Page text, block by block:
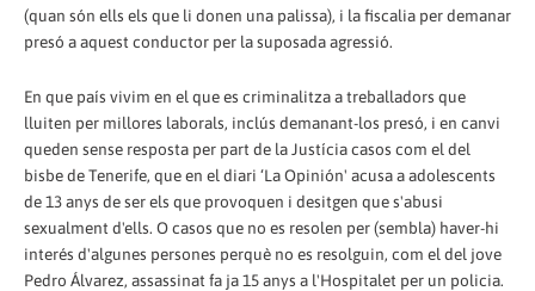
(quan són ells els que li donen una palissa), i la fiscalia per demanar
presó a aquest conductor per la suposada agressió.
En que país vivim en el que es criminalitza a treballadors que
lluiten per millores laborals, inclús demanant-los presó, i en canvi
queden sense resposta per part de la Justícia casos com el del
bisbe de Tenerife, que en el diari ‘La Opinión' acusa a adolescents
de 13 anys de ser els que provoquen i desitgen que s'abusi
sexualment d'ells. O casos que no es resolen per (sembla) haver-hi
interés d'algunes persones perquè no es resolguin, com el del jove
Pedro Álvarez, assassinat fa ja 15 anys a l'Hospitalet per un policia.